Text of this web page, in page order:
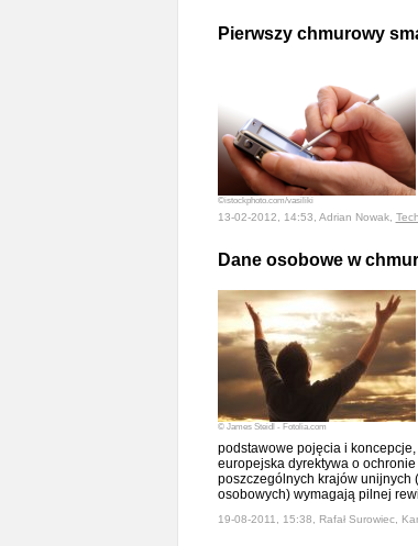
Pierwszy chmurowy
©istockphoto.com/vasiliki
13-02-2012, 14:53, Adrian Nowak,
Dane osobowe w
© James Steidl - Fotolia.com
podstawowe pojęcia i
europejska dyrektywa o
poszczególnych krajów unijnych
osobowych) wymagają pilnej
19-08-2011, 15:38, Rafał Surowiec,